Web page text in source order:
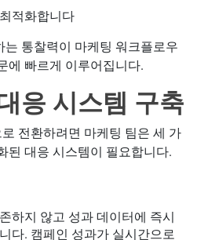
적화합니다
통찰력이 마케팅 워크플로우
에 빠르게 이루어집니다.
응 시스템 구축
전환하려면 마케팅 팀은 세 가
된 대응 시스템이 필요합니다.
하지 않고 성과 데이터에 즉시
다. 캠페인 성과가 실시간으로